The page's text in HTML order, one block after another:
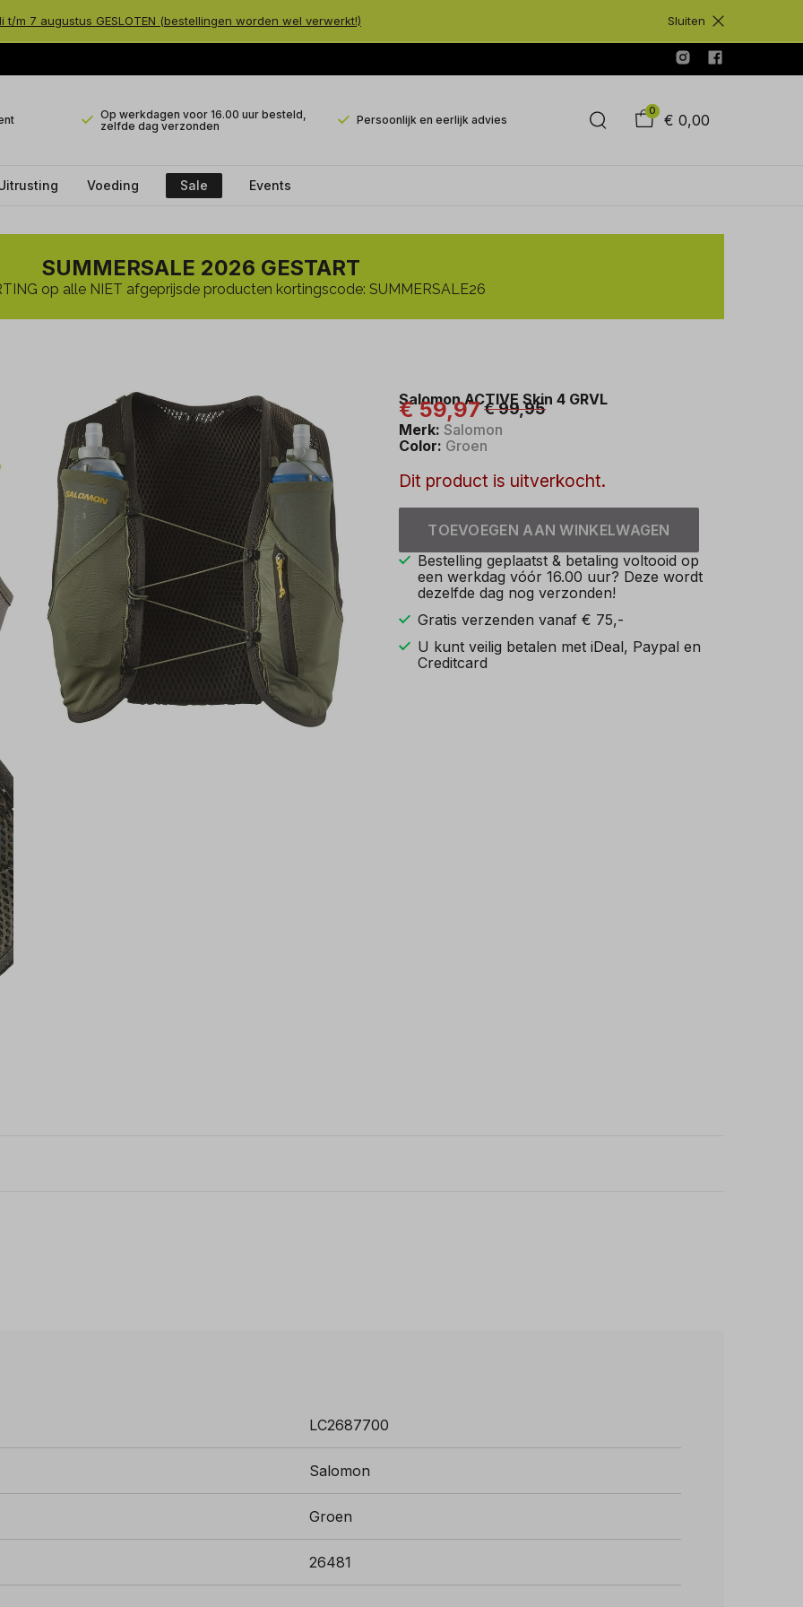
m 7 augustus GESLOTEN (bestellingen worden wel verwerkt!) Sluiten
Op werkdagen voor 16.00 uur besteld,
zelfde dag verzonden
Persoonlijk en eerlijk advies
0
€ 0,00
Voeding Sale Events
SUMMERSALE 2026 GESTART
op alle NIET afgeprijsde producten kortingscode: SUMMERSALE26
Salomon ACTIVE Skin 4 GRVL
€ 59,97€ 99,95
Merk: Salomon
Color: Groen
Dit product is uitverkocht.
TOEVOEGEN AAN WINKELWAGEN
Bestelling geplaatst & betaling voltooid op
een werkdag vóór 16.00 uur? Deze wordt
dezelfde dag nog verzonden!
Gratis verzenden vanaf € 75,-
U kunt veilig betalen met iDeal, Paypal en
Creditcard
LC2687700
Salomon
Groen
26481